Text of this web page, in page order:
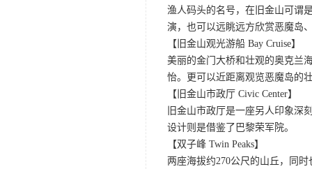
渔人码头的名号，在旧金山可谓
演，也可以远眺远方欣赏恶魔岛
【旧金山观光游船 Bay Cruise】
美丽的金门大桥和壮观的奥克兰
怡。更可以近距离观览恶魔岛的
【旧金山市政厅 Civic Center】
旧金山市政厅是一座另人印象深
设计则是借鉴了巴黎荣军院。
【双子峰 Twin Peaks】
两座海拔约270公尺的山丘，同